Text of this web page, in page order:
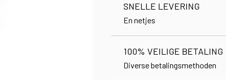
SNELLE LEVERING
En netjes
100% VEILIGE BETALING
Diverse betalingsmethoden